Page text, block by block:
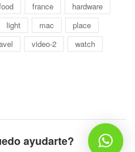
france
hardware
light mac
place
video-2
watch
ayudarte?